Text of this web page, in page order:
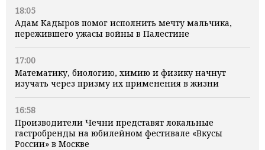
18:05
Адам Кадыров помог исполнить мечту мальчика,
пережившего ужасы войны в Палестине
17:00
Математику, биологию, химию и физику начнут
изучать через призму их применения в жизни
16:58
Производители Чечни представят локальные
гастробренды на юбилейном фестивале «Вкусы
России» в Москве